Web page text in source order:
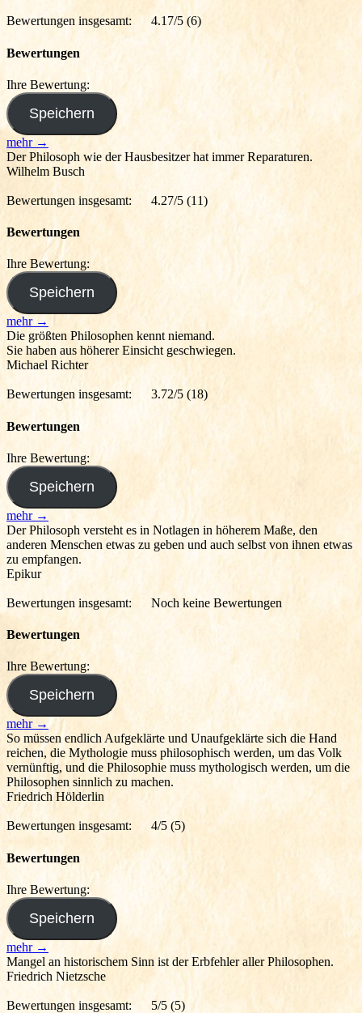
Bewertungen insgesamt: 4.17/5 (6)
Bewertungen
Ihre Bewertung:
mehr →
Der Philosoph wie der Hausbesitzer hat immer Reparaturen.
Wilhelm Busch
Bewertungen insgesamt: 4.27/5 (11)
Bewertungen
Ihre Bewertung:
mehr →
Die größten Philosophen kennt niemand.
Sie haben aus höherer Einsicht geschwiegen.
Michael Richter
Bewertungen insgesamt: 3.72/5 (18)
Bewertungen
Ihre Bewertung:
mehr →
Der Philosoph versteht es in Notlagen in höherem Maße, den
anderen Menschen etwas zu geben und auch selbst von ihnen etwas
zu empfangen.
Epikur
Bewertungen insgesamt: Noch keine Bewertungen
Bewertungen
Ihre Bewertung:
mehr →
So müssen endlich Aufgeklärte und Unaufgeklärte sich die Hand
reichen, die Mythologie muss philosophisch werden, um das Volk
vernünftig, und die Philosophie muss mythologisch werden, um die
Philosophen sinnlich zu machen.
Friedrich Hölderlin
Bewertungen insgesamt: 4/5 (5)
Bewertungen
Ihre Bewertung:
mehr →
Mangel an historischem Sinn ist der Erbfehler aller Philosophen.
Friedrich Nietzsche
Bewertungen insgesamt: 5/5 (5)